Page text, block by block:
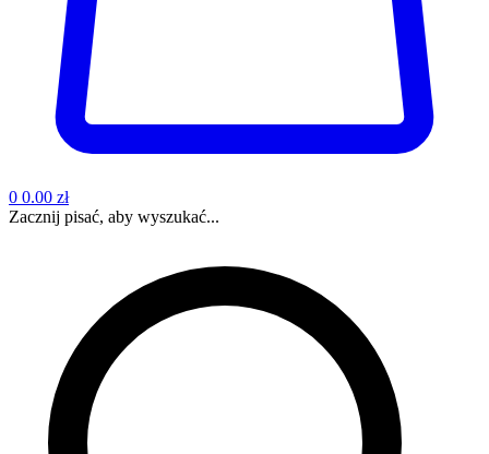
0 0.00 zł
Zacznij pisać, aby wyszukać...